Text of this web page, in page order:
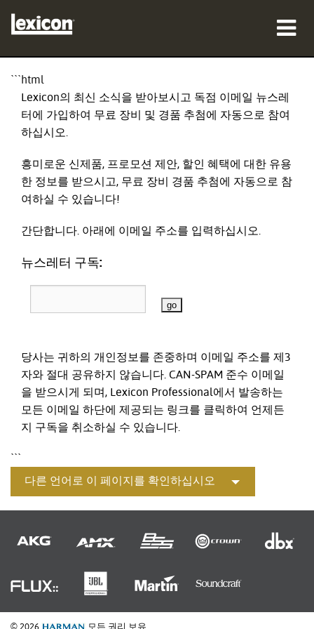
구매처
전문가
사례 연구
교육
지원
```html
Lexicon의 최신 소식을 받아보시고 독점 이메일 뉴스레
터에 가입하여 무료 장비 및 경품 추첨에 자동으로 참여
하십시오.
흥미로운 신제품, 프로모션 제안, 할인 혜택에 대한 유용
한 정보를 받으시고, 무료 장비 경품 추첨에 자동으로 참
여하실 수 있습니다!
간단합니다. 아래에 이메일 주소를 입력하십시오.
뉴스레터 구독:
당사는 귀하의 개인정보를 존중하며 이메일 주소를 제3
자와 절대 공유하지 않습니다. CAN-SPAM 준수 이메일
을 받으시게 되며, Lexicon Professional에서 발송하는
모든 이메일 하단에 제공되는 링크를 클릭하여 언제든
지 구독을 취소하실 수 있습니다.
```
다른 언어로 이 페이지를 확인하십시오
© 2026 모든 권리 보유.